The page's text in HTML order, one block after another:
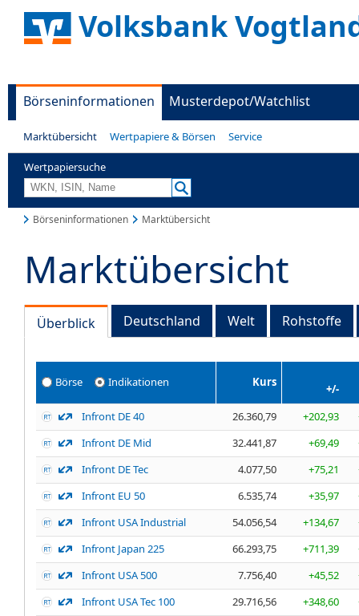
Volksbank
Börseninformationen Musterdepot/Watchlist
Marktübersicht Wertpapiere & Börsen Service
Wertpapiersuche
Börseninformationen Marktübersicht
Marktübersicht
Überblick Deutschland Welt Rohstoffe
Börse Indikationen Kurs
+/-
Infront DE 40
26.360,79 +202,93
Infront DE Mid
32.441,87 +69,49
Infront DE Tec
4.077,50 +75,21
Infront EU 50
6.535,74 +35,97
Infront USA Industrial
54.056,54 +134,67
Infront Japan 225
66.293,75 +711,39
Infront USA 500
7.756,40 +45,52
Infront USA Tec 100
29.716,56 +348,60